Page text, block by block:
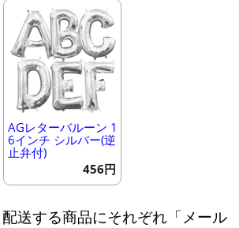
AGレターバルーン 1
6インチ シルバー(逆
止弁付)
456円
送する商品にそれぞれ「メール